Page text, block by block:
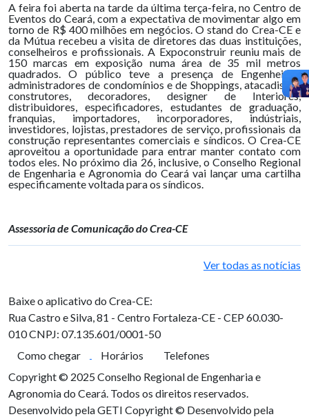
A feira foi aberta na tarde da última terça-feira, no Centro de
Eventos do Ceará, com a expectativa de movimentar algo em
torno de R$ 400 milhões em negócios. O stand do Crea-CE e
da Mútua recebeu a visita de diretores das duas instituições,
conselheiros e profissionais. A Expoconstruir reuniu mais de
150 marcas em exposição numa área de 35 mil metros
quadrados. O público teve a presença de Engenheiros,
administradores de condomínios e de Shoppings, atacadistas,
construtores, decoradores, designer de Interiores,
distribuidores, especificadores, estudantes de graduação,
franquias, importadores, incorporadores, indústriais,
investidores, lojistas, prestadores de serviço, profissionais da
construção representantes comerciais e síndicos. O Crea-CE
aproveitou a oportunidade para entrar manter contato com
todos eles. No próximo dia 26, inclusive, o Conselho Regional
de Engenharia e Agronomia do Ceará vai lançar uma cartilha
especificamente voltada para os síndicos.
Assessoria de Comunicação do Crea-CE
Ver todas as notícias
Baixe o aplicativo do Crea-CE:
Rua Castro e Silva, 81 - Centro Fortaleza-CE - CEP 60.030-
010CNPJ: 07.135.601/0001-50
Como chegar
Horários
Telefones
Copyright © 2025 Conselho Regional de Engenharia e
Agronomia do Ceará. Todos os direitos reservados.
Desenvolvido pela GETI Copyright © Desenvolvido pela